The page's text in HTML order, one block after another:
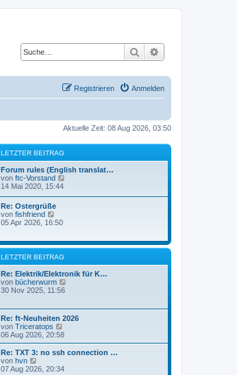
Suche
Anmelden
Registrieren
Aktuelle Zeit: 08 Aug 2026, 03:50
LETZTER BEITRAG
Forum rules (English translat…
von ftc-Vorstand
B
e
t
r
a
14 Mai 2020, 15:44
Re: Ostergrüße
von fishfriend
e
s
t
r
B
e
i
r
a
g
05 Apr 2026, 16:50
LETZTER BEITRAG
Re: Elektrik/Elektronik für K…
von bücherwurm
s
t
B
e
30 Nov 2025, 11:56
Re: ft-Neuheiten 2026
von Triceratops
e
u
e
t
06 Aug 2026, 20:58
Re: TXT 3: no ssh connection …
von hvn
e
07 Aug 2026, 20:34